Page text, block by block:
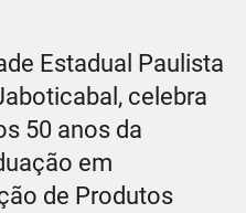
Estadual Paulista
celebra
50 anos da
em
de Produtos